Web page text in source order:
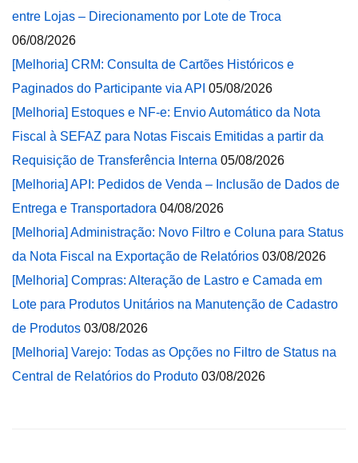
entre Lojas – Direcionamento por Lote de Troca
06/08/2026
[Melhoria] CRM: Consulta de Cartões Históricos e
Paginados do Participante via API 05/08/2026
[Melhoria] Estoques e NF-e: Envio Automático da Nota
Fiscal à SEFAZ para Notas Fiscais Emitidas a partir da
Requisição de Transferência Interna 05/08/2026
[Melhoria] API: Pedidos de Venda – Inclusão de Dados de
Entrega e Transportadora 04/08/2026
[Melhoria] Administração: Novo Filtro e Coluna para Status
da Nota Fiscal na Exportação de Relatórios 03/08/2026
[Melhoria] Compras: Alteração de Lastro e Camada em
Lote para Produtos Unitários na Manutenção de Cadastro
de Produtos 03/08/2026
[Melhoria] Varejo: Todas as Opções no Filtro de Status na
Central de Relatórios do Produto 03/08/2026